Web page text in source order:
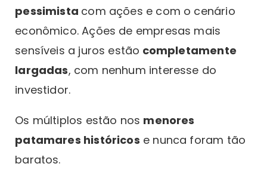
pessimista com ações e com o cenário
econômico. Ações de empresas mais
sensíveis a juros estão completamente
largadas, com nenhum interesse do
investidor.
Os múltiplos estão nos menores
patamares históricos e nunca foram tão
baratos.